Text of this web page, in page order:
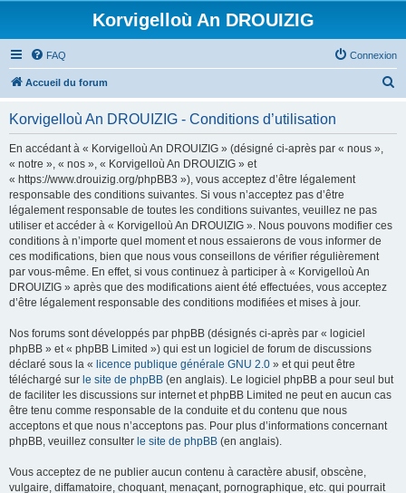
Korvigelloù An DROUIZIG
FAQ Connexion
Accueil du forum
Korvigelloù An DROUIZIG - Conditions d’utilisation
En accédant à « Korvigelloù An DROUIZIG » (désigné ci-après par « nous »,
« notre », « nos », « Korvigelloù An DROUIZIG » et
« https://www.drouizig.org/phpBB3 »), vous acceptez d’être légalement
responsable des conditions suivantes. Si vous n’acceptez pas d’être
légalement responsable de toutes les conditions suivantes, veuillez ne pas
utiliser et accéder à « Korvigelloù An DROUIZIG ». Nous pouvons modifier ces
conditions à n’importe quel moment et nous essaierons de vous informer de
ces modifications, bien que nous vous conseillons de vérifier régulièrement
par vous-même. En effet, si vous continuez à participer à « Korvigelloù An
DROUIZIG » après que des modifications aient été effectuées, vous acceptez
d’être légalement responsable des conditions modifiées et mises à jour.
Nos forums sont développés par phpBB (désignés ci-après par « logiciel
phpBB » et « phpBB Limited ») qui est un logiciel de forum de discussions
déclaré sous la « licence publique générale GNU 2.0 » et qui peut être
téléchargé sur le site de phpBB (en anglais). Le logiciel phpBB a pour seul but
de faciliter les discussions sur internet et phpBB Limited ne peut en aucun cas
être tenu comme responsable de la conduite et du contenu que nous
acceptons et que nous n’acceptons pas. Pour plus d’informations concernant
phpBB, veuillez consulter le site de phpBB (en anglais).
Vous acceptez de ne publier aucun contenu à caractère abusif, obscène,
vulgaire, diffamatoire, choquant, menaçant, pornographique, etc. qui pourrait